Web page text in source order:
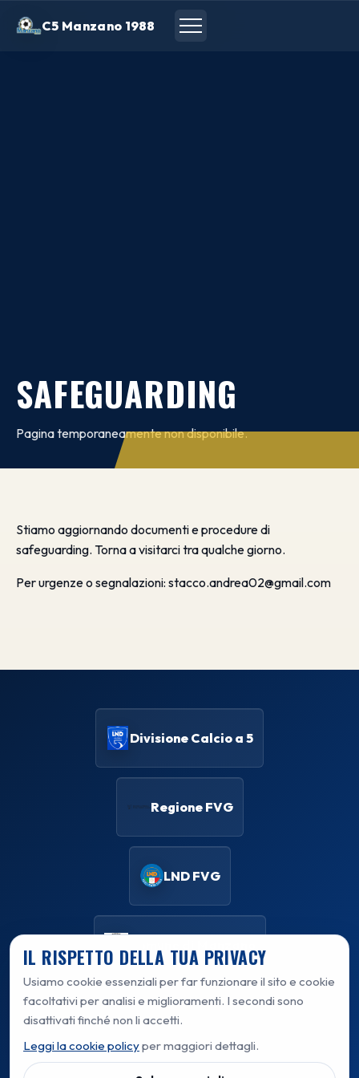
C5 Manzano 1988
SAFEGUARDING
Pagina temporaneamente non disponibile.
Stiamo aggiornando documenti e procedure di
safeguarding. Torna a visitarci tra qualche giorno.
Per urgenze o segnalazioni: stacco.andrea02@gmail.com
Divisione Calcio a 5
Regione FVG
LND FVG
Cookie policy
IL RISPETTO DELLA TUA PRIVACY
Usiamo cookie essenziali per far funzionare il sito e cookie
facoltativi per analisi e miglioramenti. I secondi sono
disattivati finché non li accetti.
Leggi la cookie policyper maggiori dettagli.